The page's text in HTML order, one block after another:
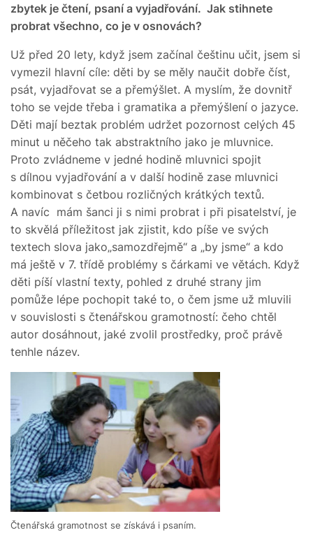
zbytek je čtení, psaní a vyjadřování. Jak stihnete
probrat všechno, co je v osnovách?
Už před 20 lety, když jsem začínal češtinu učit, jsem si
vymezil hlavní cíle: děti by se měly naučit dobře číst,
psát, vyjadřovat se a přemýšlet. A myslím, že dovnitř
toho se vejde třeba i gramatika a přemýšlení o jazyce.
Děti mají beztak problém udržet pozornost celých 45
minut u něčeho tak abstraktního jako je mluvnice.
Proto zvládneme v jedné hodině mluvnici spojit
s dílnou vyjadřování a v další hodině zase mluvnici
kombinovat s četbou rozličných krátkých textů.
A navíc mám šanci ji s nimi probrat i při pisatelství, je
to skvělá příležitost jak zjistit, kdo píše ve svých
textech slova jako„samozdřejmě“ a „by jsme“ a kdo
má ještě v 7. třídě problémy s čárkami ve větách. Když
děti píší vlastní texty, pohled z druhé strany jim
pomůže lépe pochopit také to, o čem jsme už mluvili
v souvislosti s čtenářskou gramotností: čeho chtěl
autor dosáhnout, jaké zvolil prostředky, proč právě
tenhle název.
Čtenářská gramotnost se získává i psaním.